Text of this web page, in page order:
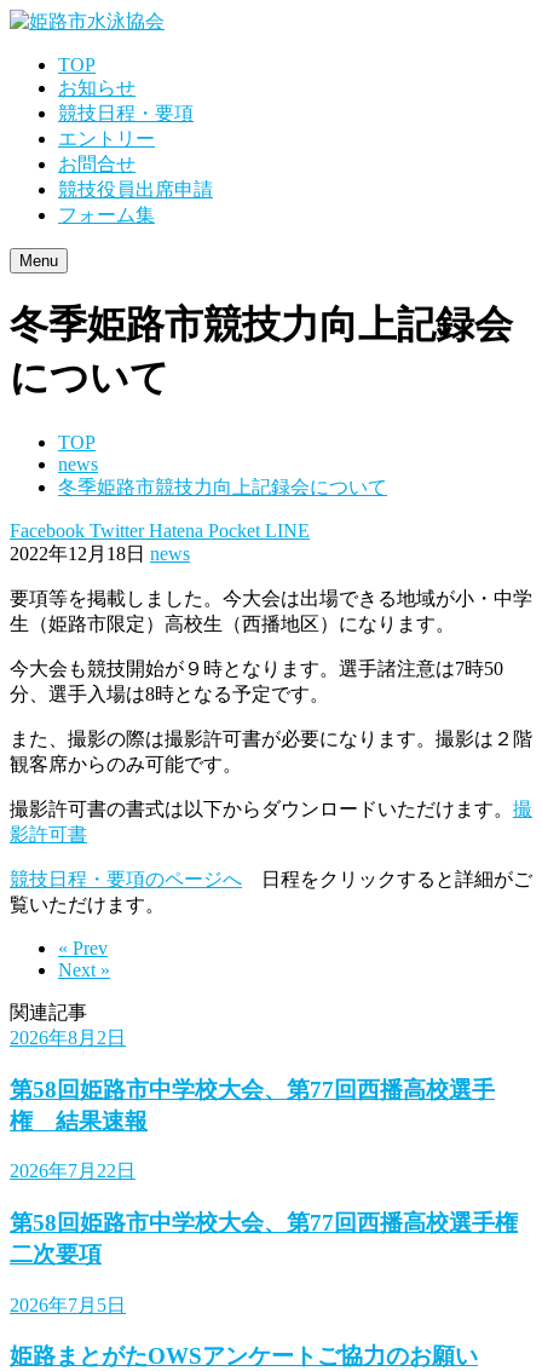
TOP
お知らせ
競技日程・要項
エントリー
お問合せ
競技役員出席申請
フォーム集
Menu
冬季姫路市競技力向上記録会
について
TOP
news
冬季姫路市競技力向上記録会について
Facebook TwitterHatena Pocket LINE
2022年12月18日 news
要項等を掲載しました。今大会は出場できる地域が小・中学
生（姫路市限定）高校生（西播地区）になります。
今大会も競技開始が９時となります。選手諸注意は7時50
分、選手入場は8時となる予定です。
また、撮影の際は撮影許可書が必要になります。撮影は２階
観客席からのみ可能です。
撮影許可書の書式は以下からダウンロードいただけます。 撮
影許可書
競技日程・要項のページへ 日程をクリックすると詳細がご
覧いただけます。
« Prev
Next »
関連記事
2026年8月2日
第58回姫路市中学校大会、第77回西播高校選手
権 結果速報
2026年7月22日
第58回姫路市中学校大会、第77回西播高校選手権
二次要項
2026年7月5日
姫路まとがたOWSアンケートご協力のお願い